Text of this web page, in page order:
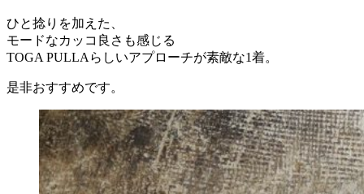
ひと捻りを加えた、
モードなカッコ良さも感じる
TOGA PULLAらしいアプローチが素敵な1着。
是非おすすめです。